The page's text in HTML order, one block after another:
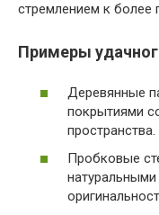
стремлением к более
Примеры
Деревянные
покрытиями
пространства.
Пробковые